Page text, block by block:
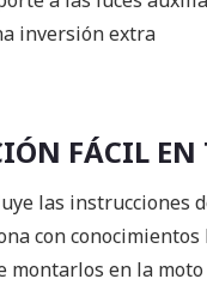
inversión extra
FÁCIL EN
las instrucciones
con conocimientos
montarlos en la